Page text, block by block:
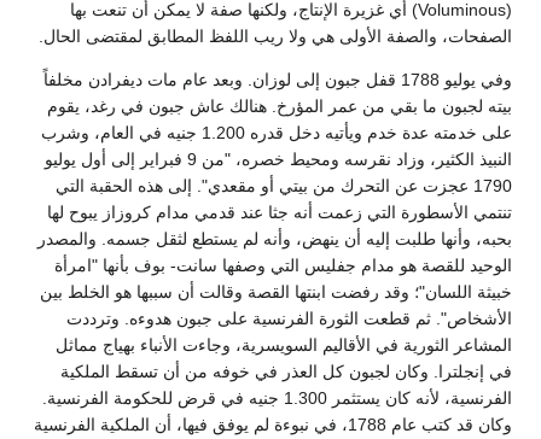
(Voluminous) أي غزيرة الإنتاج، ولكنها صفة لا يمكن أن تنعت بها
الصفحات، والصفة الأولى هي ولا ريب اللفظ المطابق لمقتضى الحال.
وفي يوليو 1788 قفل جبون إلى لوزان. وبعد عام مات ديفرادن مخلفاً
بيته لجبون ما بقي من عمر المؤرخ. هنالك عاش جبون في رغد، يقوم
على خدمته عدة خدم ويأتيه دخل قدره 1.200 جنيه في العام، وشرب
النبيذ الكثير، وزاد نقرسه ومحيط خصره، "من 9 فبراير إلى أول يوليو
1790 عجزت عن التحرك من بيتي أو مقعدي". إلى هذه الحقبة التي
تنتمي الأسطورة التي زعمت أنه جثا عند قدمي مدام كروزاز يبوح لها
بحبه، وأنها طلبت إليه أن ينهض، وأنه لم يستطع لثقل جسمه. والمصدر
الوحيد للقصة هو مدام جفليس التي وصفها سانت- بوف بأنها "امرأة
خبيثة اللسان"؛ وقد رفضت ابنتها القصة وقالت أن سببها هو الخلط بين
الأشخاص". ثم قطعت الثورة الفرنسية على جبون هدوءه. وترددت
المشاعر الثورية في الأقاليم السويسرية، وجاءت الأنباء بهياج مماثل
في إنجلترا. وكان لجبون كل العذر في خوفه من أن تسقط الملكية
الفرنسية، لأنه كان يستثمر 1.300 جنيه في قرض للحكومة الفرنسية.
وكان قد كتب عام 1788، في نبوءة لم يوفق فيها، أن الملكية الفرنسية